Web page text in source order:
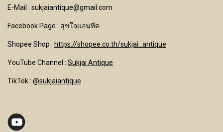
E-Mail : sukjaiantique@gmail.com
Facebook Page : สุขใจแอนทีค
Shopee Shop : https://shopee.co.th/sukjai_antique
YouTube Channel : Sukjai Antique
TikTok : @sukjaiantique